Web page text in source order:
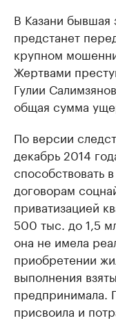
В Казани бывшая
предстанет
крупном
Жертвами
Гулии
общая сумма
По версии
декабрь 2014
способствовать
договорам
приватизацией
500 тыс. до 1,5
она не имела
приобретении
выполнения
предпринимала.
присвоила и